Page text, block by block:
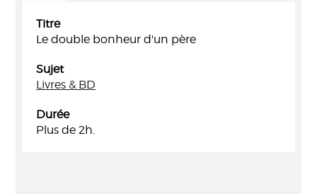
Titre
Le double bonheur d'un père
Sujet
Livres & BD
Durée
Plus de 2h.